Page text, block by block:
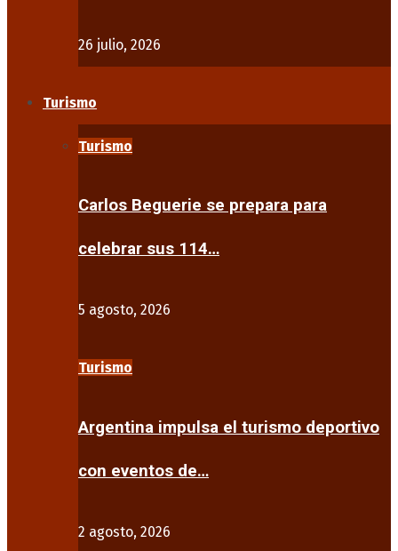
26 julio, 2026
Turismo
Turismo
Carlos Beguerie se prepara para
celebrar sus 114…
5 agosto, 2026
Turismo
Argentina impulsa el turismo deportivo
con eventos de…
2 agosto, 2026